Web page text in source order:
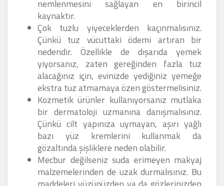
nemlenmesini sağlayan en birincil
kaynaktır.
Çok tuzlu yiyeceklerden kaçınmalısınız.
Çünkü tuz vücuttaki ödemi artıran bir
nedendir. Özellikle de dışarıda yemek
yiyorsanız, zaten gereğinden fazla tuz
alacağınız için, evinizde yediğiniz yemeğe
ekstra tuz atmamaya özen göstermelisiniz.
Kozmetik ürünler kullanıyorsanız mutlaka
bir dermatoloji uzmanına danışmalısınız.
Çünkü cilt yapınıza uymayan, aşırı yağlı
bazı yüz kremlerini kullanmak da
gözaltında şişliklere neden olabilir.
Mecbur değilseniz suda erimeyen makyaj
malzemelerinden de uzak durmalısınız. Bu